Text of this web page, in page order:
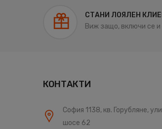
СТАНИ ЛОЯЛЕН
Виж защо, включи се и
КОНТАКТИ
София 1138, кв. Горубляне,
шосе 62